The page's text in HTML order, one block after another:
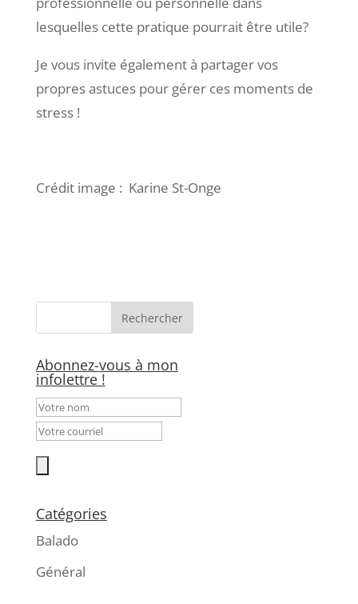
lesquelles cette pratique pourrait être utile?
Je vous invite également à partager vos
propres astuces pour gérer ces moments de
stress !
Crédit image : Karine St-Onge
Abonnez-vous à mon
infolettre !
Catégories
Balado
Général